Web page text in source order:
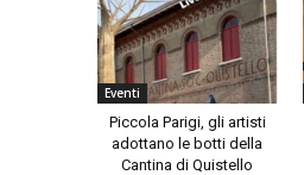
Eventi
Piccola Parigi, gli artisti
adottano le botti della
Cantina di Quistello